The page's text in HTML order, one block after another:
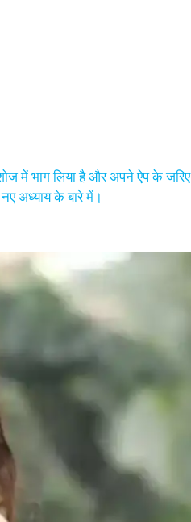
में भाग लिया है और अपने ऐप के जरिए
अध्याय के बारे में।